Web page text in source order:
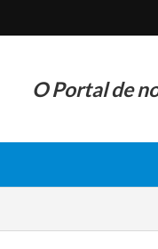
O Portal de